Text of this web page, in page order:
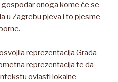
onoga kome će se
u Zagrebu pjeva i to pjesme
reprezentacija Grada
reprezentacija te da
ovlasti lokalne